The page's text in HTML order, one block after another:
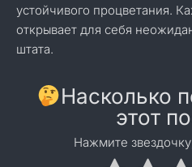
устойчивого процветания.
открывает для себя
штата.
Насколько
этот
Нажмите